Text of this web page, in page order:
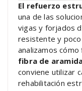
El refuerzo
una de las
vigas y forjados
resistente y poco
analizamos cómo
fibra de
conviene utilizar
rehabilitación